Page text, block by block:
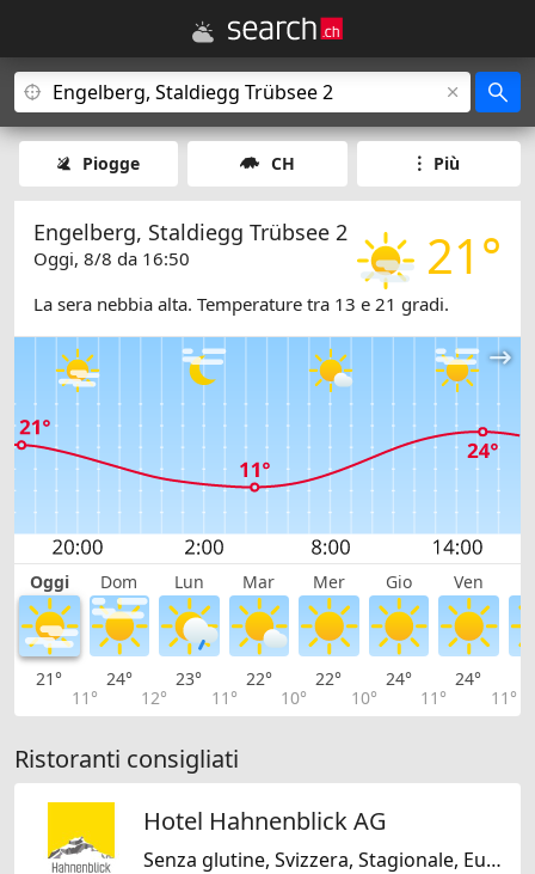
Piogge CH Più
21°
Engelberg, Staldiegg Trübsee 2
Oggi, 8/8 da 16:50
La sera nebbia alta. Temperature tra 13 e 21 gradi.
Oggi Dom Lun Mar Mer Gio Ven
21°
11°
24°
12°
23°
11°
22°
10°
22°
10°
24°
11°
24°
11°
Ristoranti consigliati
Hotel Hahnenblick AG
Senza glutine, Svizzera, Stagionale, Europeo